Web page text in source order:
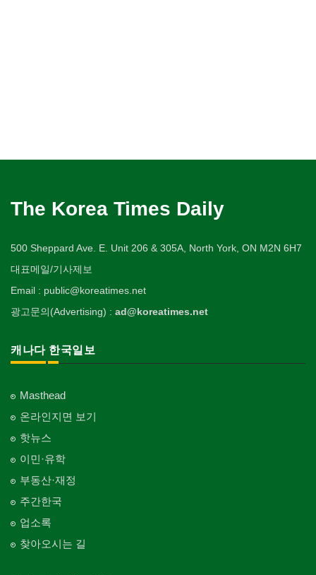
The Korea Times Daily
500 Sheppard Ave. E. Unit 206 & 305A, North York, ON M2N 6H7
대표메일/기사제보
Email : public@koreatimes.net
광고문의(Advertising) : ad@koreatimes.net
캐나다 한국일보
Masthead
온라인지면 보기
핫뉴스
이민·유학
부동산·재정
주간한국
업소록
찾아오시는 길